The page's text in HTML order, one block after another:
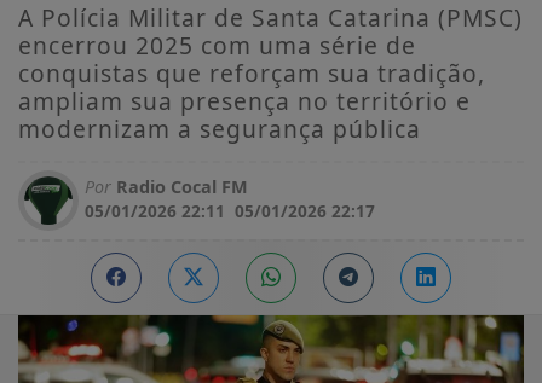
A Polícia Militar de Santa Catarina (PMSC)
encerrou 2025 com uma série de
conquistas que reforçam sua tradição,
ampliam sua presença no território e
modernizam a segurança pública
Por Radio Cocal FM
05/01/2026 22:11 05/01/2026 22:17